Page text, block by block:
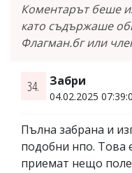
Коментарът беше
като съдържаше
Флагман.бг или
34. Забри
04.02.2025
Пълна забрана и
подобни нпо. Това
приемат нещо